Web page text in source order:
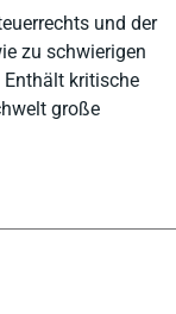
und der
zu schwierigen
Enthält kritische
große